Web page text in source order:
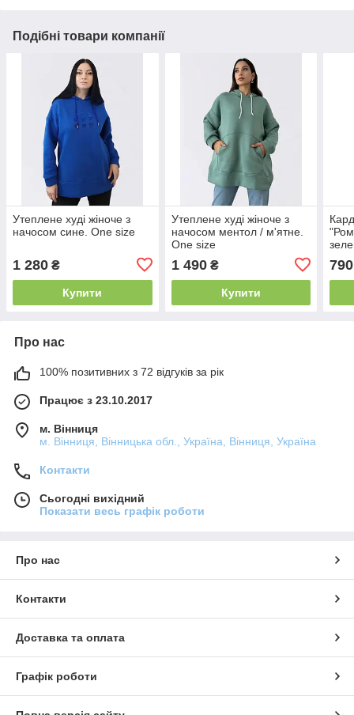
Подібні товари компанії
Утеплене худі жіноче з
начосом сине. One size
1 280 ₴
Купити
Утеплене худі жіноче з
начосом ментол / м'ятне.
One size
1 490₴
Купити
790
Про нас
100% позитивних з 72 відгуків за рік
Працює з 23.10.2017
м. Вінниця
м. Вінниця, Вінницька обл., Україна, Вінниця, Україна
Контакти
Сьогодні вихідний
Показати весь графік роботи
Про нас
Контакти
Доставка та оплата
Графік роботи